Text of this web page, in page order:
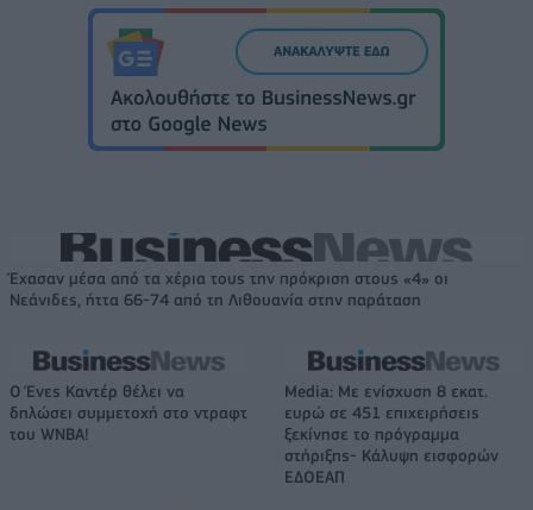
Έχασαν μέσα από τα χέρια τους την πρόκριση στους «4» οι
Νεάνιδες, ήττα 66-74 από τη Λιθουανία στην παράταση
Ο Ένες Καντέρ θέλει να
δηλώσει συμμετοχή στο ντραφτ
του WNBA!
Media: Με ενίσχυση 8 εκατ.
ευρώ σε 451 επιχειρήσεις
ξεκίνησε το πρόγραμμα
στήριξης- Κάλυψη εισφορών
ΕΔΟΕΑΠ